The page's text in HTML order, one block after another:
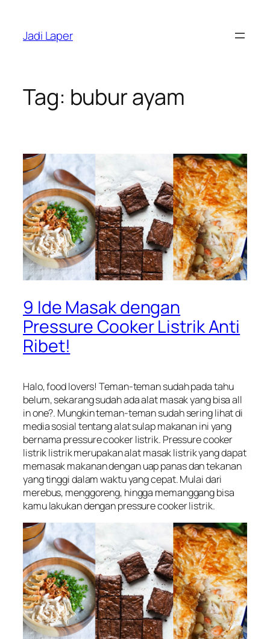
content
Jadi Laper
Tag: bubur ayam
9 Ide Masak dengan
Pressure Cooker Listrik Anti
Ribet!
Halo,food lovers! Teman-teman sudah pada tahu
belum, sekarang sudah ada alat masak yang bisaall
in one?. Mungkin teman-teman sudah sering lihat di
media sosial tentang alat sulap makanan ini yang
bernama pressure cookerlistrik. Pressure cooker
listrik listrik merupakan alat masak listrik yang dapat
memasak makanan dengan uap panas dan tekanan
yang tinggi dalam waktu yang cepat. Mulai dari
merebus, menggoreng, hingga memanggang bisa
kamu lakukan dengan pressure cooker listrik.